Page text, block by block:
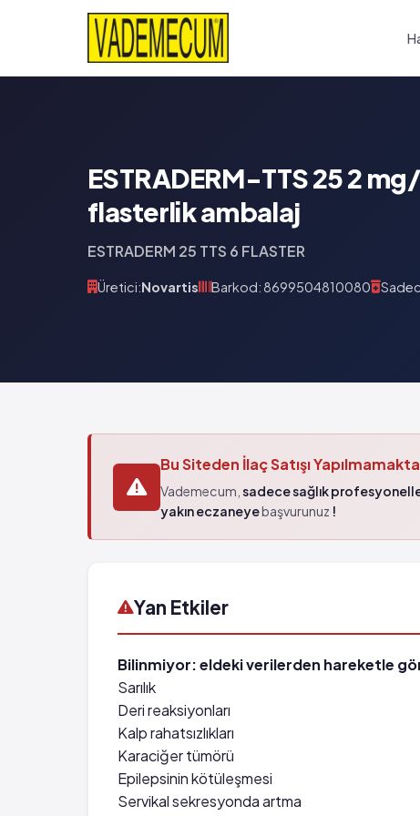
ESTRADERM-TTS 25 2
flasterlik ambalaj
ESTRADERM 25 TTS 6 FLASTER
Üretici:Novartis Barkod: 8699504810080
Bu Siteden İlaç Satışı
Vademecum, sadece sağlık
yakın eczaneyebaşvurunuz !
Yan Etkiler
Bilinmiyor: eldeki verilerden hareketle
Sarılık
Deri reaksiyonları
Kalp rahatsızlıkları
Karaciğer tümörü
Epilepsinin kötüleşmesi
Servikal sekresyonda artma